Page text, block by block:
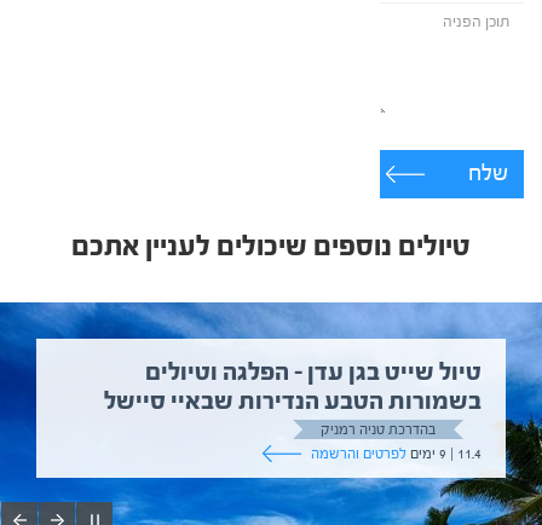
שלח
טיולים נוספים שיכולים לעניין אתכם
טיול שייט בגן עדן – הפלגה וטיולים
בשמורות הטבע הנדירות שבאיי סיישל
בהדרכת טניה רמניק
11.4 | 9 ימים
לפרטים והרשמה